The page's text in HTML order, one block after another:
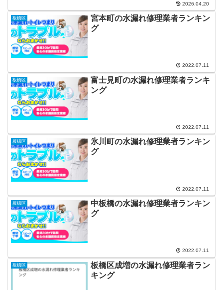
2026.04.20
板橋区
宮本町の水漏れ修理業者ランキン
グ
2022.07.11
板橋区
富士見町の水漏れ修理業者ランキ
ング
2022.07.11
板橋区
氷川町の水漏れ修理業者ランキン
グ
2022.07.11
板橋区
中板橋の水漏れ修理業者ランキン
グ
2022.07.11
板橋区
板橋区成増の水漏れ修理業者ラン
キング